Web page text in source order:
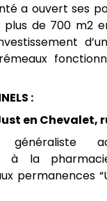
a ouvert ses
de 700 m2
:
en Chevalet,
à la
permanences